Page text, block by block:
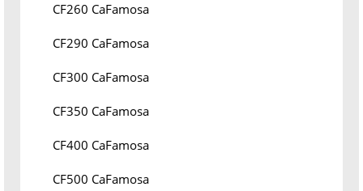
CF260 CaFamosa
CF290 CaFamosa
CF300 CaFamosa
CF350 CaFamosa
CF400 CaFamosa
CF500 CaFamosa